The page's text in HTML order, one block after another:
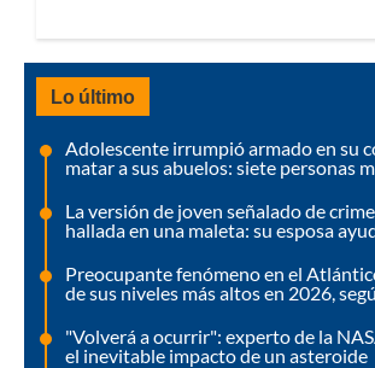
Lo último
Adolescente irrumpió armado en su
matar a sus abuelos: siete personas
La versión de joven señalado de
hallada en una maleta: su esposa
Preocupante fenómeno en el
de sus niveles más altos en 2026,
"Volverá a ocurrir": experto de la
el inevitable impacto de un asteroide